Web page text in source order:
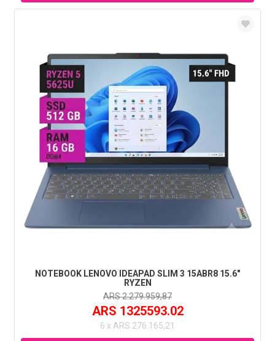
NOTEBOOK LENOVO IDEAPAD SLIM 3 15ABR8 15.6"
RYZEN
ARS 2.279.959,87
ARS 1325593.02
6 x ARS 276.165,21